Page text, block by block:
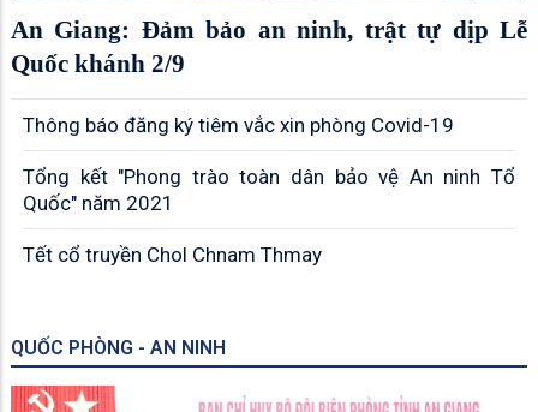
An Giang: Đảm bảo an ninh, trật tự dịp Lễ
Quốc khánh 2/9
Thông báo đăng ký tiêm vắc xin phòng Covid-19
Tổng kết "Phong trào toàn dân bảo vệ An ninh Tổ
Quốc" năm 2021
Tết cổ truyền Chol Chnam Thmay
QUỐC PHÒNG - AN NINH